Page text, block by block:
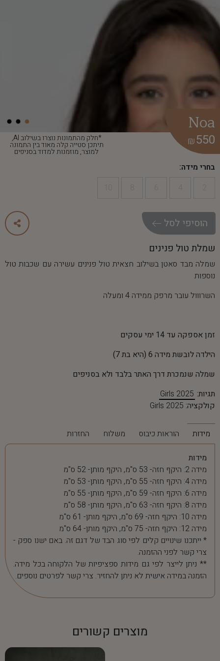
*חלק מהתמונות נוצרו בשילוב AI,
תיתכן סטייה קלה מאוד בין התמונה
למוצר, מוזמנות למדוד בסניפים
Noa
550
₪
בחרי מידה:
הוסיפי לסל
שמלת טול פנינים
שמלה מבד סאטן בשילוב חצאית טול פנינים עשירה עם שכבות טול
נוספות
השרווול עובר מרפק ממידה 4 ומעלה
זמן אספקה עד 14 ימי עסקים
הילדה לובשת מידה 6 (היא בת 7)
שמלה שנמכרת דרך האתר בלבד ולא בסניפים
תגיות: Girls 2025
קולקציה: Girls 2025
מידות הוראות כיבוס משלוח החזרות
מידות
מידה 2: היקף חזה- 53 ס"מ, היקף מותן- 52 ס"מ
מידה 4: היקף חזה- 55 ס"מ, היקף מותן- 53 ס"מ
מידה 6: היקף חזה- 59 ס"מ, היקף מותן- 55 ס"מ
מידה 8: היקף חזה- 63 ס"מ, היקף מותן- 58 ס"מ
מידה 10: היקף חזה- 69 ס"מ, היקף מותן- 61 ס"מ
מידה 12: היקף חזה- 75 ס"מ, היקף מותן- 64 ס"מ
* ייתכנו שינויים קלים לפי סוג הבד של דגם זה. באם ישנו ספק -
צרי קשר לפני ההזמנה.
** ניתן לייצר לפי גם מידות ספציפיות של הלקוחה בכל מידה.
הזמנה במידה אישית לא ניתן להחזיר. צרי קשר לפרטים נוספים.
מוצרים קשורים